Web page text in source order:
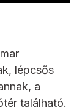
lépcsős
a
található.